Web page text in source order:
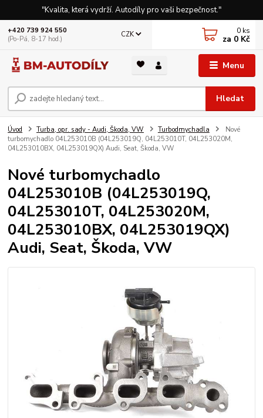
"Kvalita, která vydrží. Autodíly pro vaši bezpečnost."
Menu
CZK
Hledat
+420 739 924 550
(Po-Pá, 8-17 hod.)
0 ks
za 0 Kč
Úvod Turba, opr. sady - Audi, Škoda, VW Turbodmychadla
Nové
turbomychadlo 04L253010B (04L253019Q, 04L253010T, 04L253020M,
04L253010BX, 04L253019QX) Audi, Seat, Škoda, VW
Nové turbomychadlo
04L253010B (04L253019Q,
04L253010T, 04L253020M,
04L253010BX, 04L253019QX)
Audi, Seat, Škoda, VW